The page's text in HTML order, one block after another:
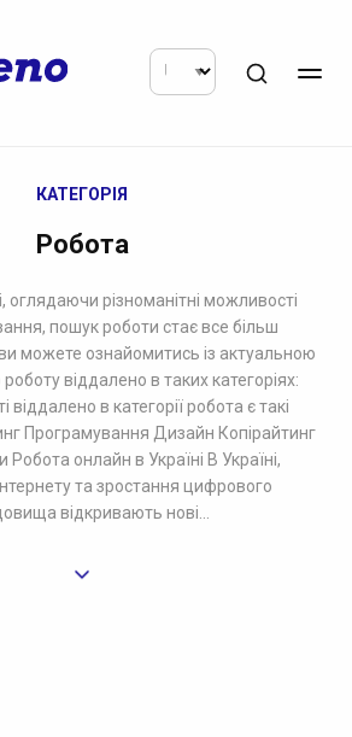
КАТЕГОРІЯ
Робота
оглядаючи різноманітні можливості
пошук роботи стає все більш
можете ознайомитись із актуальною
віддалено в таких категоріях:
віддалено в категорії робота є такі
Програмування Дизайн Копірайтинг
Робота онлайн в Україні В Україні,
та зростання цифрового
відкривають нові...